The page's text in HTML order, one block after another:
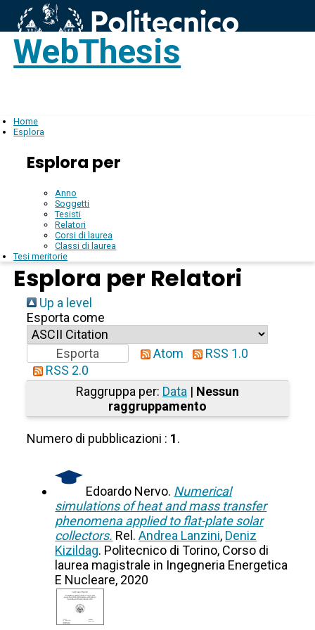
WebThesis
Home
Esplora
Esplora per
Anno
Soggetti
Tesisti
Relatori
Corsi di laurea
Classi di laurea
Tesi meritorie
Esplora per Relatori
Up a level
Esporta come
Atom
RSS 1.0
RSS 2.0
Raggruppa per: Data | Nessun
raggruppamento
Numero di pubblicazioni : 1.
Edoardo Nervo. Numerical
simulations of heat and mass transfer
phenomena applied to flat-plate solar
collectors. Rel.Andrea Lanzini, Deniz
Kizildag. Politecnico di Torino, Corso di
laurea magistrale in Ingegneria Energetica
E Nucleare, 2020